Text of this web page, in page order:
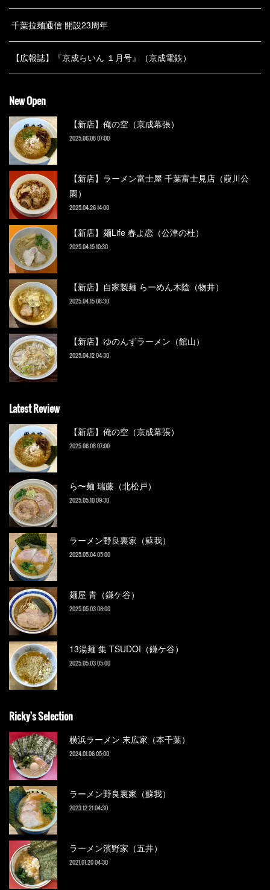
千葉拉麺通信 開設23周年
【広報誌】『京成らいん １月号』（京成電鉄）
New Open
【新店】俺の空（京成幕張）
2025.06.08 07:00
【新店】ラーメン富士屋 千葉富士見店（葭川公
園）
2025.04.26 14:00
【新店】麺Life 春よ恋（公津の杜）
2025.04.15 10:30
【新店】自家製麺 らーめん木陰（物井）
2025.04.15 08:30
【新店】ゆのんずラーメン（館山）
2025.04.12 04:30
Latest Review
【新店】俺の空（京成幕張）
2025.06.08 07:00
ら〜麺 瑞藤（北松戸）
2025.05.10 09:30
ラーメン野良裏家（蘇我）
2025.05.04 05:00
麺屋 青（鎌ケ谷）
2025.05.03 06:00
13湯麺 集 TSUDOI（鎌ケ谷）
2025.05.03 05:00
Ricky's Selection
横浜ラーメン 末広家（本千葉）
2024.01.06 05:00
ラーメン野良裏家（蘇我）
2023.12.21 04:30
ラーメン濱野家（五井）
2021.01.20 04:30